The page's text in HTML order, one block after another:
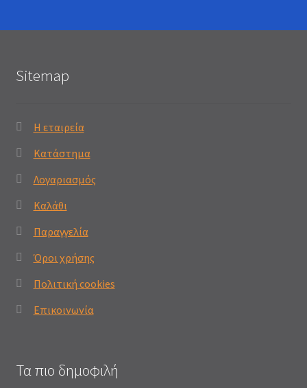
Sitemap
Η εταιρεία
Κατάστημα
Λογαριασμός
Καλάθι
Παραγγελία
Όροι χρήσης
Πολιτική cookies
Επικοινωνία
Τα πιο δημοφιλή